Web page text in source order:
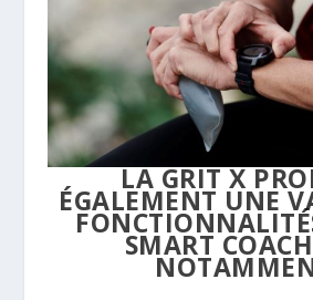
LA GRIT X
ÉGALEMENT UNE
SMART